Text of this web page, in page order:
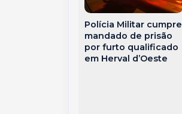
Polícia Militar cumpre
mandado de prisão
por furto qualificado
em Herval d’Oeste